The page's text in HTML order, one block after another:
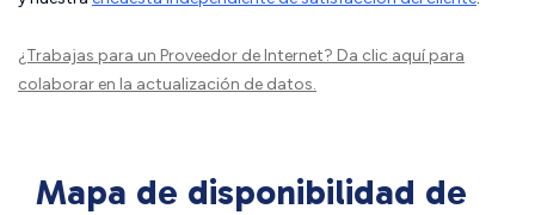
¿Trabajas para un Proveedor de Internet? Da clic aquípara
colaborar en la actualización de datos.
Mapa de disponibilidad de